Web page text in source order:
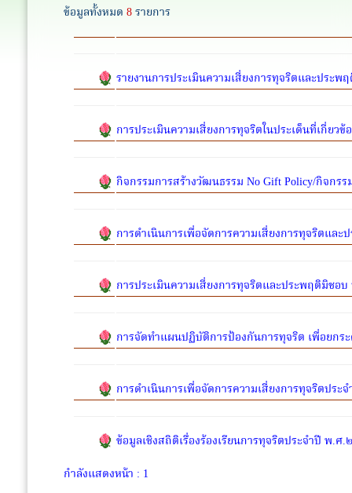
ข้อมูลทั้งหมด8รายการ
รายงานการประเมินความเสี่ยงการทุจริตและปร
การประเมินความเสี่ยงการทุจริตในประเด็นที่เกี่
กิจกรรมการสร้างวัฒนธรรม No Gift Policy/กิจกร
การดำเนินการเพื่อจัดการความเสี่ยงการทุจริตแล
การประเมินความเสี่ยงการทุจริตและประพฤติมิช
การจัดทำแผนปฏิบัติการป้องกันการทุจริต เพื่อยกร
การดำเนินการเพื่อจัดการความเสี่ยงการทุจริตประ
ข้อมูลเชิงสถิติเรื่องร้องเรียนการทุจริตประจำปี พ.ศ
กำลังแสดงหน้า : 1